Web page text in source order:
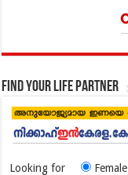
Find your life partner
Looking for Female